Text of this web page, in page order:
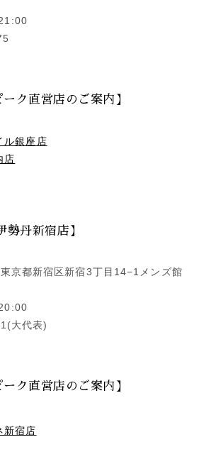
ーク直営店のご案内】
ル銀座店
店
勢丹新宿店】
京都新宿区新宿3丁目14−1メンズ館
大代表)
ーク直営店のご案内】
新宿店